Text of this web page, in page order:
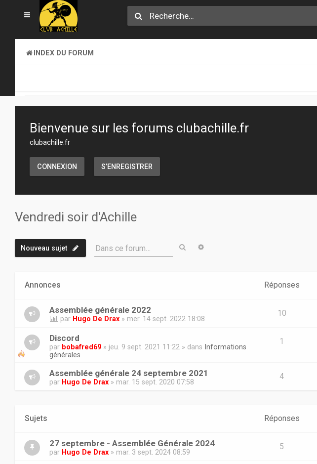
INDEX DU FORUM
Bienvenue sur les forums clubachille.fr
clubachille.fr
CONNEXION S’ENREGISTRER
Vendredi soir d'Achille
Nouveau sujet Dans ce forum… Rechercher
Annonces Réponses
Assemblée générale 2022
par Hugo De Drax » mer. 14 sept. 2022 18:08
10
Discord
par bobafred69 » jeu. 9 sept. 2021 11:22 » dans Informations
générales
1
Assemblée générale 24 septembre 2021
par Hugo De Drax » mar. 15 sept. 2020 07:58
4
Sujets Réponses
27 septembre - Assemblée Générale 2024
par Hugo De Drax » mar. 3 sept. 2024 08:59
5